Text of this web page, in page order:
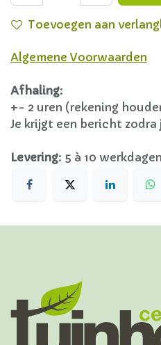
Toevoegen aan
Algemene Voorwaarden
Afhaling:
+- 2 uren (rekening
Je krijgt een bericht
Levering: 5 à 10